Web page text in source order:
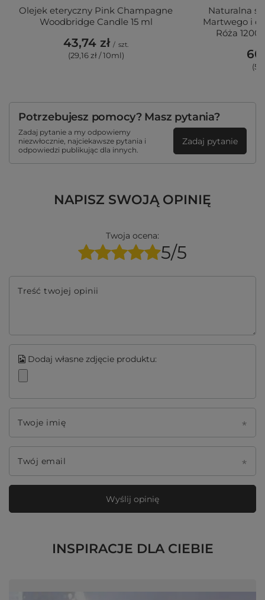
Olejek eteryczny Pink Champagne
Woodbridge Candle 15 ml
43,74 zł / szt.
(29,16 zł / 10ml)
Naturalna
Martwego i
Róża
Potrzebujesz pomocy? Masz pytania?
Zadaj pytanie a my odpowiemy
niezwłocznie, najciekawsze pytania i
odpowiedzi publikując dla innych.
Zadaj pytanie
NAPISZ SWOJĄ OPINIĘ
Twoja ocena:
5/5
Treść twojej opinii
Dodaj własne zdjęcie produktu:
Twoje imię
Twój email
Wyślij opinię
INSPIRACJE DLA CIEBIE